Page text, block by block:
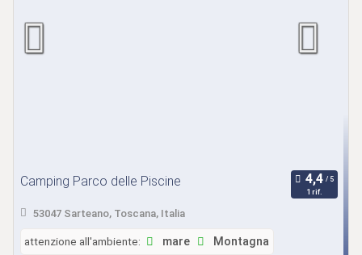
Camping Parco delle Piscine
1 rif.
53047 Sarteano, Toscana, Italia
attenzione all'ambiente: mare Montagna